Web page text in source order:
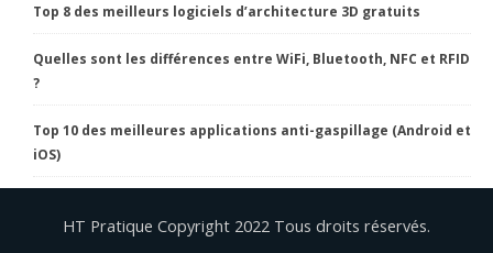
Top 8 des meilleurs logiciels d’architecture 3D gratuits
Quelles sont les différences entre WiFi, Bluetooth, NFC et RFID
?
Top 10 des meilleures applications anti-gaspillage (Android et
iOS)
HT Pratique Copyright 2022 Tous droits réservés.